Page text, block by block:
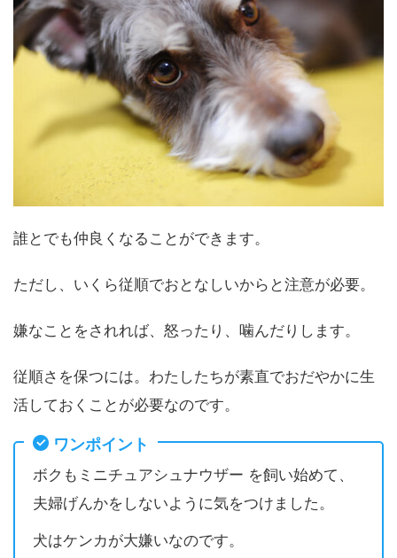
誰とでも仲良くなることができます。
ただし、いくら従順でおとなしいからと注意が必要。
嫌なことをされれば、怒ったり、噛んだりします。
従順さを保つには。わたしたちが素直でおだやかに生
活しておくことが必要なのです。
ワンポイント
ボクもミニチュアシュナウザー を飼い始めて、
夫婦げんかをしないように気をつけました。
犬はケンカが大嫌いなのです。